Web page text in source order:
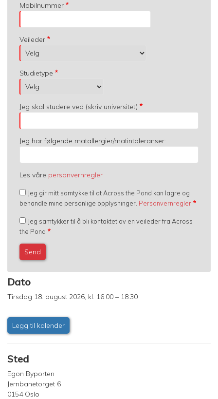
Mobilnummer
Veileder
Studietype
Jeg skal studere ved (skriv universitet)
Jeg har følgende matallergier/matintoleranser:
Les våre personvernregler
Jeg gir mitt samtykke til at Across the Pond kan lagre og
behandle mine personlige opplysninger. Personvernregler
Jeg samtykker til å bli kontaktet av en veileder fra Across
the Pond
Dato
Tirsdag 18. august 2026, kl. 16:00 – 18:30
Legg til kalender
Sted
Egon Byporten
Jernbanetorget 6
0154 Oslo